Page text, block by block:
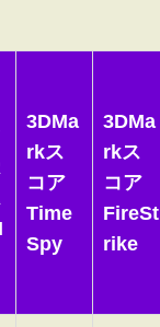
3DMa
rkス
コア
Time
Spy
3DMa
rkス
コア
FireSt
rike